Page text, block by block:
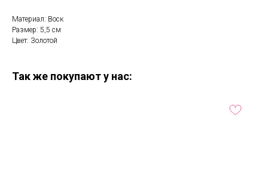
Материал: Воск
Размер: 5,5 см
Цвет: Золотой
Так же покупают у нас: